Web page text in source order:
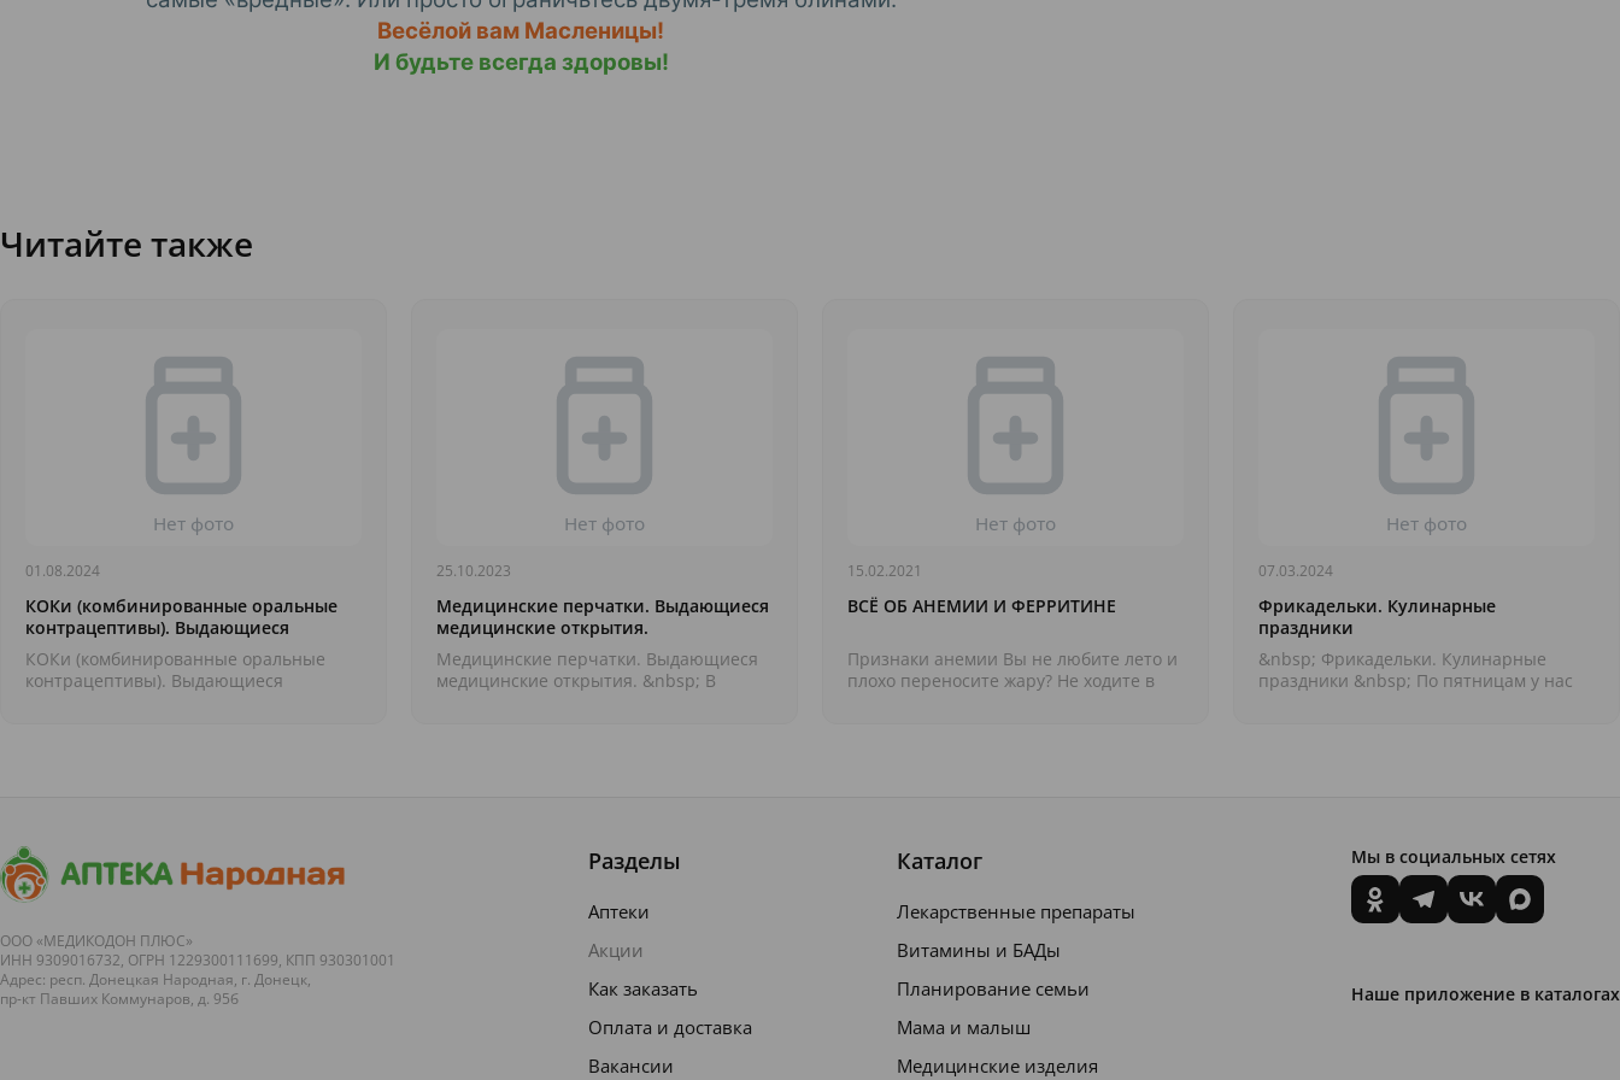
Весёлой вам Масленицы!
И будьте всегда здоровы!
Читайте также
01.08.2024
КОКи (комбинированные оральные
контрацептивы). Выдающиеся
медицинские открытия
КОКи (комбинированные оральные
контрацептивы). Выдающиеся
25.10.2023
Медицинские перчатки. Выдающиеся
медицинские открытия.
Медицинские перчатки. Выдающиеся
медицинские открытия. &nbsp; В
15.02.2021
ВСЁ ОБ АНЕМИИ И ФЕРРИТИНЕ
Признаки анемии Вы не любите лето и
плохо переносите жару? Не ходите в
07.03.2024
Фрикадельки. Кулинарные
праздники
&nbsp; Фрикадельки. Кулинарные
праздники &nbsp; По пятницам у нас
ООО «МЕДИКОДОН ПЛЮС»
ИНН 9309016732, ОГРН 1229300111699, КПП 930301001
Адрес: респ. Донецкая Народная, г. Донецк,
пр-кт Павших Коммунаров, д. 95б
Разделы
Аптеки
Акции
Как заказать
Оплата и доставка
Вакансии
Каталог
Лекарственные препараты
Витамины и БАДы
Планирование семьи
Мама и малыш
Медицинские изделия
Мы в социальных сетях
Наше приложение в каталогах